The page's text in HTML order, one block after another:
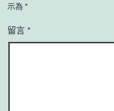
示為 *
留言 *